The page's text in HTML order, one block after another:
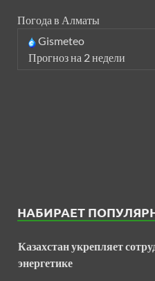
Погода в Алматы
Gismeteo
Прогноз на 2 недели
НАБИРАЕТ
Казахстан укрепляет
энергетике